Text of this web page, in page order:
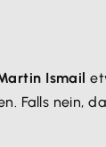
Ismail
Falls nein,